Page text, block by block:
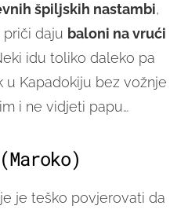
špiljskih nastambi,
daju baloni na vrući
idu toliko daleko pa
u Kapadokiju bez vožnje
i ne vidjeti papu…
je teško povjerovati da